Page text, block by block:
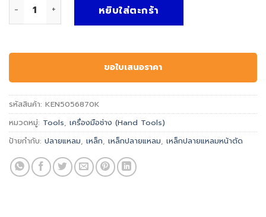
หยิบใส่ตะกร้า
ขอใบเสนอราคา
รหัสสินค้า: KEN5056870K
หมวดหมู่: Tools เครื่องมือช่าง (Hand Tools)
ป้ายกำกับ: ปลายแหลม เหล็ก เหล็กปลายแหลม เหล็กปลายแหลมหน้าตัด